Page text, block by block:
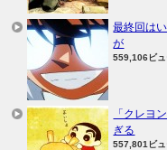
最終回は
が
559,106ビ
「クレヨ
ぎる
557,801ビ